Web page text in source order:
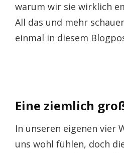
warum wir sie wirklich
All das und mehr
einmal in diesem
Eine ziemlich
In unseren eigenen vier
uns wohl fühlen, doch